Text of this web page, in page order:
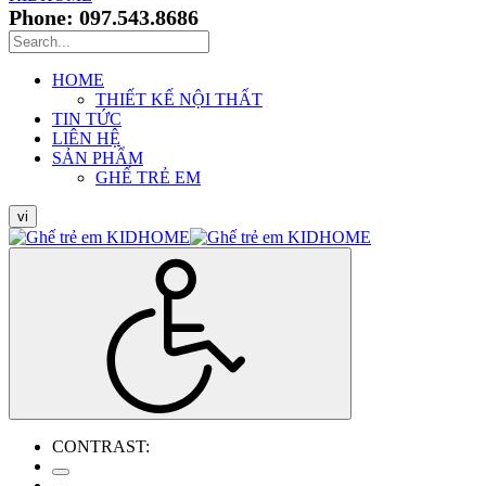
Phone: 097.543.8686
HOME
THIẾT KẾ NỘI THẤT
TIN TỨC
LIÊN HỆ
SẢN PHẨM
GHẾ TRẺ EM
vi
CONTRAST: